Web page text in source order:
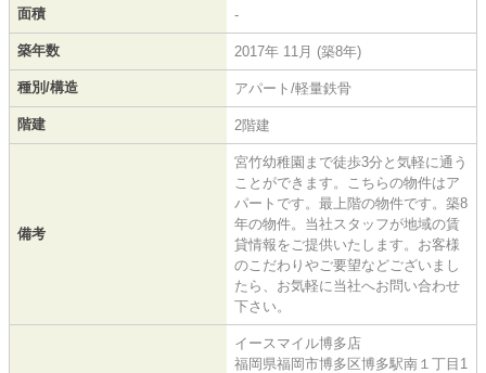
面積 -
築年数 2017年 11月 (築8年)
種別/構造 アパート/軽量鉄骨
階建 2階建
備考
宮竹幼稚園まで徒歩3分と気軽に通う
ことができます。こちらの物件はア
パートです。最上階の物件です。築8
年の物件。当社スタッフが地域の賃
貸情報をご提供いたします。お客様
のこだわりやご要望などございまし
たら、お気軽に当社へお問い合わせ
下さい。
イースマイル博多店
福岡県福岡市博多区博多駅南１丁目1